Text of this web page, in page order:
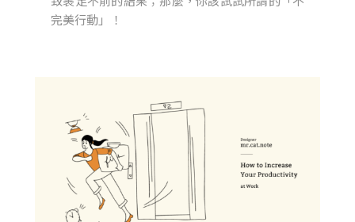
完美行動」！